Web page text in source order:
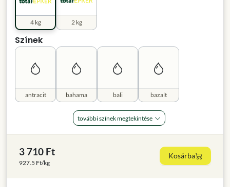
2 kg
4 kg
Színek
antracit bahama bali bazalt
további színek megtekintése
3 710 Ft
927.5 Ft/kg
Kosárba